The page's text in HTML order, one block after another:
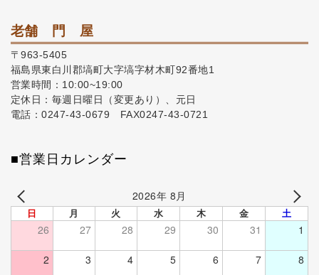
老舗 門 屋
〒963-5405
福島県東白川郡塙町大字塙字材木町92番地1
営業時間：10:00~19:00
定休日：毎週日曜日（変更あり）、元日
電話：0247-43-0679 FAX0247-43-0721
■営業日カレンダー
2026年 8月
日 月 火 水 木 金 土
26 27 28 29 30 31 1
2 3 4 5 6 7 8